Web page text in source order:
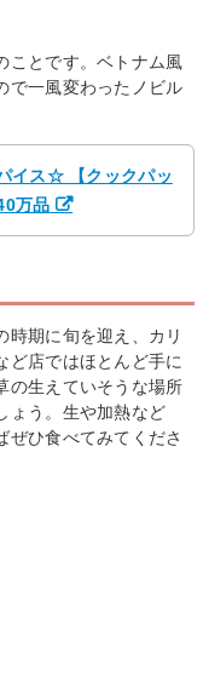
ことです。ベトナム風
で一風変わったノビル
イス☆ 【クックパッ
万品
時期に旬を迎え、カリ
ど店ではほとんど手に
の生えていそうな場所
ょう。生や加熱など
ぜひ食べてみてくださ